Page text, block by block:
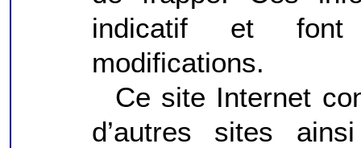
indicatif et font
modifications.
Ce site Internet
d’autres sites